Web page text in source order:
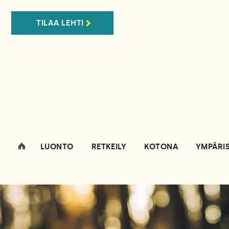
TILAA LEHTI
LUONTO RETKEILY KOTONA